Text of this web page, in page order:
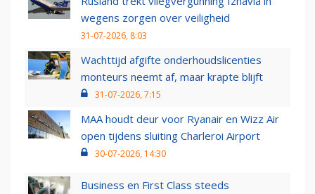
wegens zorgen over veiligheid
31-07-2026, 8:03
Wachttijd afgifte onderhoudslicenties
monteurs neemt af, maar krapte blijft
31-07-2026, 7:15
MAA houdt deur voor Ryanair en Wizz Air
open tijdens sluiting Charleroi Airport
30-07-2026, 14:30
Business en First Class steeds